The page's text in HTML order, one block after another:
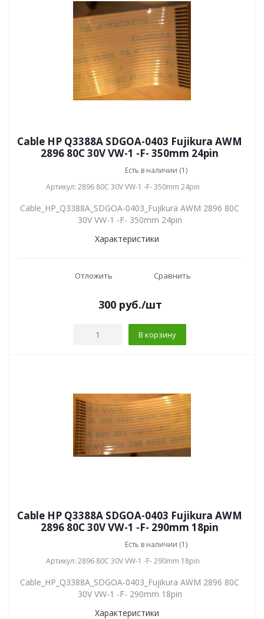
Cable HP Q3388A SDGOA-0403 Fujikura AWM
2896 80C 30V VW-1 -F- 350mm 24pin
Есть в наличии (1)
Артикул: 2896 80C 30V VW-1 -F- 350mm 24pin
Cable_HP_Q3388A_SDGOA-0403_Fujikura AWM 2896 80C
30V VW-1 -F- 350mm 24pin
Характеристики
Отложить Сравнить
300руб./шт
В корзину
Cable HP Q3388A SDGOA-0403 Fujikura AWM
2896 80C 30V VW-1 -F- 290mm 18pin
Есть в наличии (1)
Артикул: 2896 80C 30V VW-1 -F- 290mm 18pin
Cable_HP_Q3388A_SDGOA-0403_Fujikura AWM 2896 80C
30V VW-1 -F- 290mm 18pin
Характеристики